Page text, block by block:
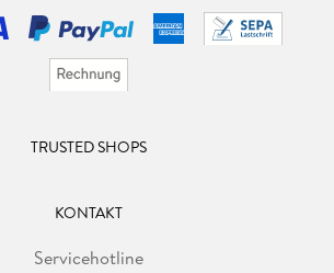
TRUSTED SHOPS
KONTAKT
Servicehotline